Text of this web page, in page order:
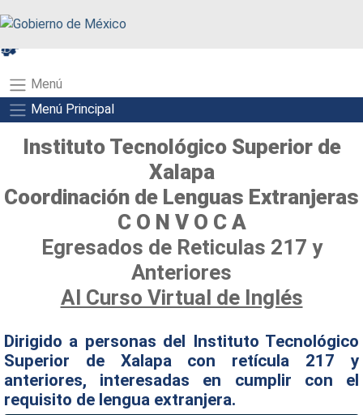
Menú
Menú Principal
Instituto Tecnológico Superior de
Xalapa
Coordinación de Lenguas Extranjeras
C O N V O C A
Egresados de Reticulas 217 y
Anteriores
Al Curso Virtual de Inglés
Dirigido a personas del Instituto Tecnológico
Superior de Xalapa con retícula 217 y
anteriores, interesadas en cumplir con el
requisito de lengua extranjera.